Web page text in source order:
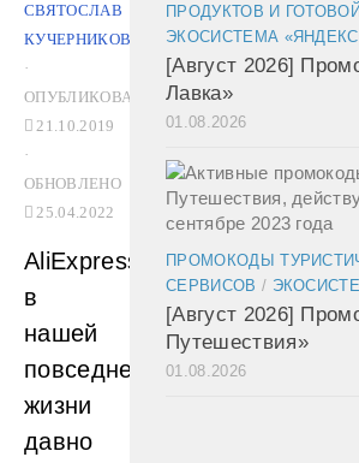
СВЯТОСЛАВ
КУЧЕРНИКОВ
·
ОПУБЛИКОВАНО
21.10.2019
·
ОБНОВЛЕНО
25.04.2022
AliExpress
в
нашей
повседневной
жизни
давно
ПРОДУКТОВ И
ЭКОСИСТЕМА
[Август 2026]
Лавка»
01.08.2026
ПРОМОКОДЫ
СЕРВИСОВ /
[Август 2026]
Путешествия»
01.08.2026